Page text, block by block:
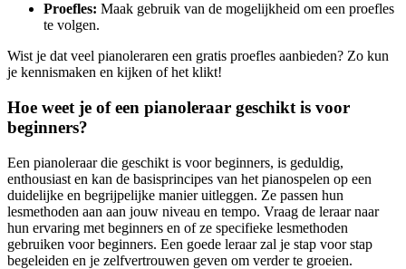
Proefles: Maak gebruik van de mogelijkheid om een proefles
te volgen.
Wist je dat veel pianoleraren een gratis proefles aanbieden? Zo kun
je kennismaken en kijken of het klikt!
Hoe weet je of een pianoleraar geschikt is voor
beginners?
Een pianoleraar die geschikt is voor beginners, is geduldig,
enthousiast en kan de basisprincipes van het pianospelen op een
duidelijke en begrijpelijke manier uitleggen. Ze passen hun
lesmethoden aan aan jouw niveau en tempo. Vraag de leraar naar
hun ervaring met beginners en of ze specifieke lesmethoden
gebruiken voor beginners. Een goede leraar zal je stap voor stap
begeleiden en je zelfvertrouwen geven om verder te groeien.